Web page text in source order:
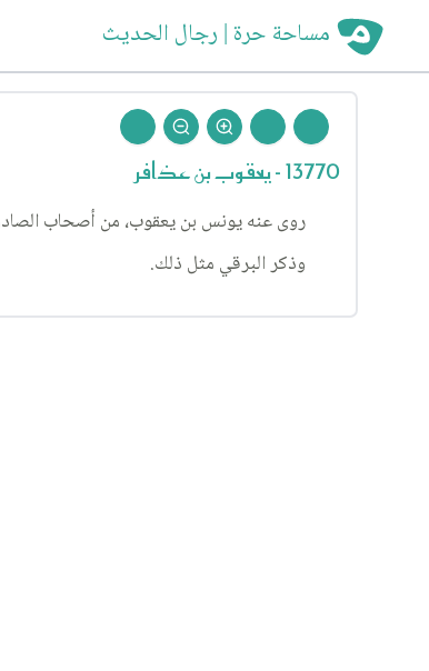
مساحة حرة | رجال الحديث
13770 - يعقوب بن عذافر
روى عنه يونس بن يعقوب، من أصحاب
وذكر البرقي مثل ذلك.